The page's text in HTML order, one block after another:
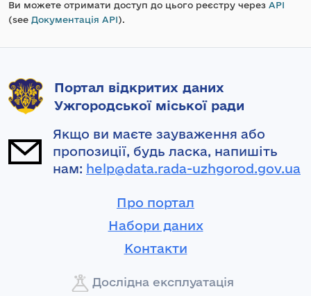
Ви можете отримати доступ до цього реєстру через API
(see Документація API).
Портал відкритих даних
Ужгородської міської ради
Якщо ви маєте зауваження або
пропозиції, будь ласка, напишіть
нам: help@data.rada-uzhgorod.gov.ua
Про портал
Набори даних
Контакти
Дослідна експлуатація